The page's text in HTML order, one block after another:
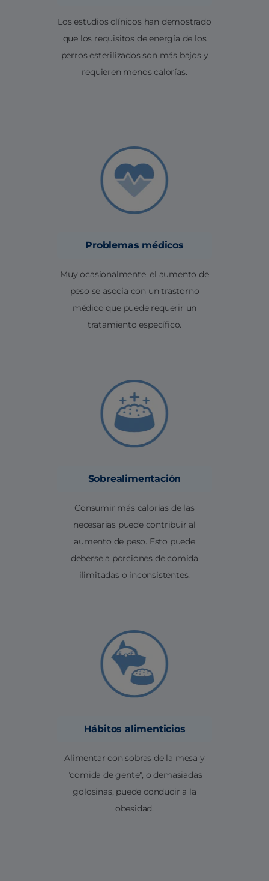
Los estudios clínicos han demostrado
que los requisitos de energía de los
perros esterilizados son más bajos y
requieren menos calorías.
Problemas médicos
Muy ocasionalmente, el aumento de
peso se asocia con un trastorno
médico que puede requerir un
tratamiento específico.
Sobrealimentación
Consumir más calorías de las
necesarias puede contribuir al
aumento de peso. Esto puede
deberse a porciones de comida
ilimitadas o inconsistentes.
Hábitos alimenticios
Alimentar con sobras de la mesa y
"comida de gente", o demasiadas
golosinas, puede conducir a la
obesidad.